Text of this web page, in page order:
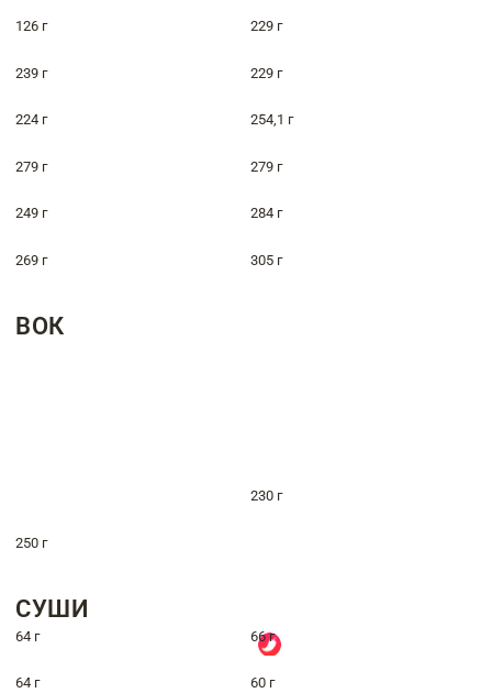
126 г 229 г
239 г 229 г
224 г 254,1 г
279 г 279 г
249 г 284 г
269 г 305 г
ВОК
230 г
250 г
СУШИ
64 г 66 г
64 г 60 г